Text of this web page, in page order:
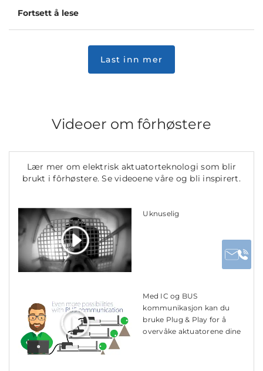
Fortsett å lese
Videoer om fôrhøstere
Lær mer om elektrisk aktuatorteknologi som blir
brukt i fôrhøstere. Se videoene våre og bli inspirert.
Uknuselig
Med IC og BUS
kommunikasjon kan du
bruke Plug & Play for å
overvåke aktuatorene dine